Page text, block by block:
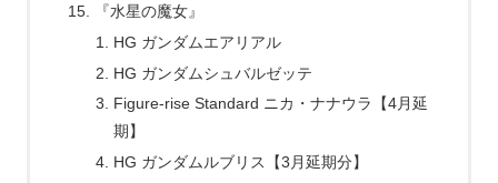
『水星の魔女』
HG ガンダムエアリアル
HG ガンダムシュバルゼッテ
Figure-rise Standard ニカ・ナナウラ【4月延
期】
HG ガンダムルブリス【3月延期分】